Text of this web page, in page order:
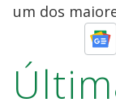
um dos